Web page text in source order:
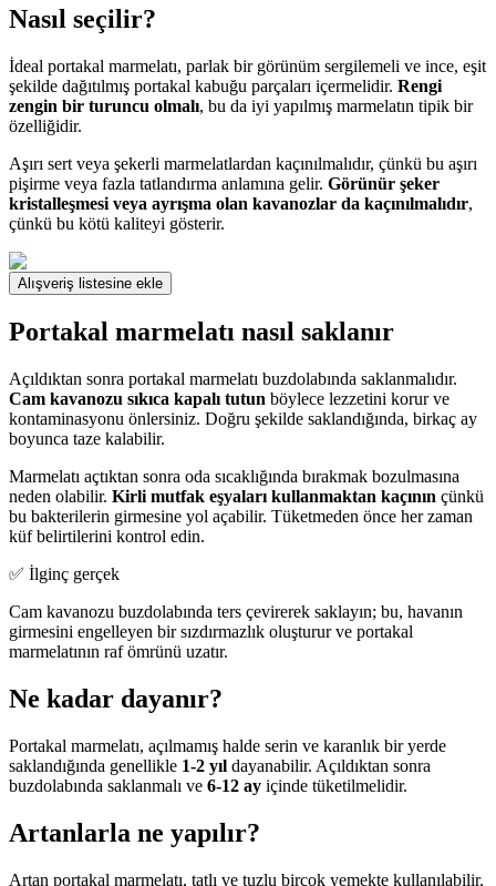
Nasıl seçilir?
İdeal portakal marmelatı, parlak bir görünüm sergilemeli ve ince, eşit
şekilde dağıtılmış portakal kabuğu parçaları içermelidir. Rengi
zengin bir turuncu olmalı, bu da iyi yapılmış marmelatın tipik bir
özelliğidir.
Aşırı sert veya şekerli marmelatlardan kaçınılmalıdır, çünkü bu aşırı
pişirme veya fazla tatlandırma anlamına gelir. Görünür şeker
kristalleşmesi veya ayrışma olan kavanozlar da kaçınılmalıdır,
çünkü bu kötü kaliteyi gösterir.
Alışveriş listesine ekle
Portakal marmelatı nasıl saklanır
Açıldıktan sonra portakal marmelatı buzdolabında saklanmalıdır.
Cam kavanozu sıkıca kapalı tutun böylece lezzetini korur ve
kontaminasyonu önlersiniz. Doğru şekilde saklandığında, birkaç ay
boyunca taze kalabilir.
Marmelatı açtıktan sonra oda sıcaklığında bırakmak bozulmasına
neden olabilir. Kirli mutfak eşyaları kullanmaktan kaçının çünkü
bu bakterilerin girmesine yol açabilir. Tüketmeden önce her zaman
küf belirtilerini kontrol edin.
✅ İlginç gerçek
Cam kavanozu buzdolabında ters çevirerek saklayın; bu, havanın
girmesini engelleyen bir sızdırmazlık oluşturur ve portakal
marmelatının raf ömrünü uzatır.
Ne kadar dayanır?
Portakal marmelatı, açılmamış halde serin ve karanlık bir yerde
saklandığında genellikle 1-2 yıl dayanabilir. Açıldıktan sonra
buzdolabında saklanmalı ve 6-12 ay içinde tüketilmelidir.
Artanlarla ne yapılır?
Artan portakal marmelatı, tatlı ve tuzlu birçok yemekte kullanılabilir.